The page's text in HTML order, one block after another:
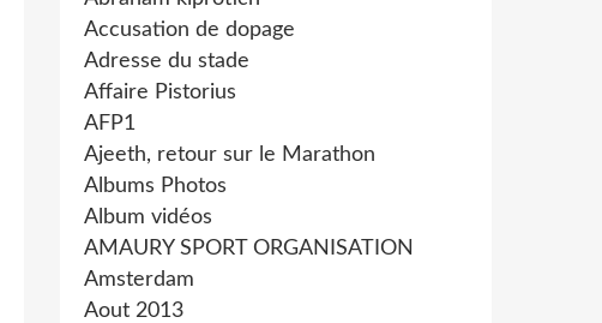
Accusation de dopage
Adresse du stade
Affaire Pistorius
AFP1
Ajeeth, retour sur le Marathon
Albums Photos
Album vidéos
AMAURY SPORT ORGANISATION
Amsterdam
Aout 2013